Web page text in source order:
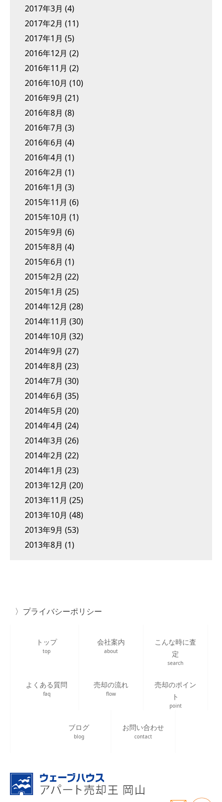
2017年3月 (4)
2017年2月 (11)
2017年1月 (5)
2016年12月 (2)
2016年11月 (2)
2016年10月 (10)
2016年9月 (21)
2016年8月 (8)
2016年7月 (3)
2016年6月 (4)
2016年4月 (1)
2016年2月 (1)
2016年1月 (3)
2015年11月 (6)
2015年10月 (1)
2015年9月 (6)
2015年8月 (4)
2015年6月 (1)
2015年2月 (22)
2015年1月 (25)
2014年12月 (28)
2014年11月 (30)
2014年10月 (32)
2014年9月 (27)
2014年8月 (23)
2014年7月 (30)
2014年6月 (35)
2014年5月 (20)
2014年4月 (24)
2014年3月 (26)
2014年2月 (22)
2014年1月 (23)
2013年12月 (20)
2013年11月 (25)
2013年10月 (48)
2013年9月 (53)
2013年8月 (1)
プライバシーポリシー
トップ
top
会社案内
about
こんな時に査
定
search
よくある質問
faq
売却の流れ
flow
売却のポイン
ト
point
ブログ
blog
お問い合わせ
contact